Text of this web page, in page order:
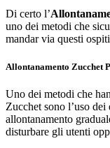
Di certo l’
uno dei metodi che
mandar via questi
Allontanamento Zucchet
Uno dei metodi che
Zucchet sono l’uso
allontanamento
disturbare gli utenti